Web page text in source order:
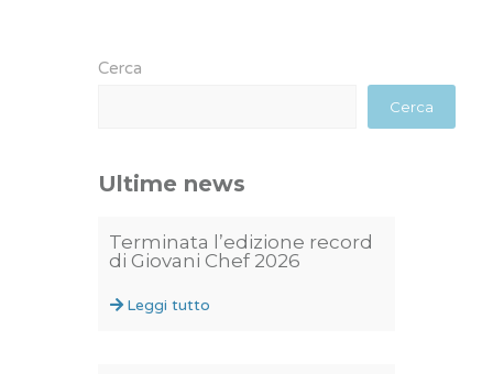
Cerca
Cerca
Ultime news
Terminata l’edizione record
di Giovani Chef 2026
Leggi tutto